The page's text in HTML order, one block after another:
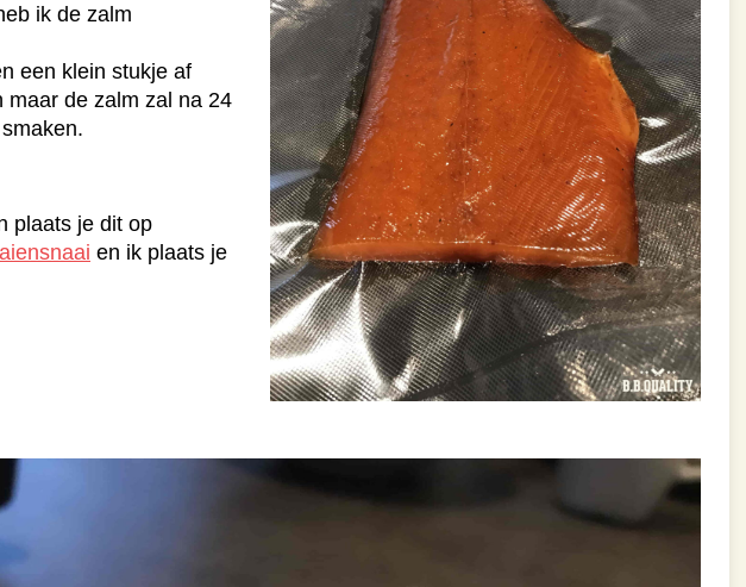
ik de zalm
een klein stukje af
maar de zalm zal na 24
plaats je dit op
en ik plaats je